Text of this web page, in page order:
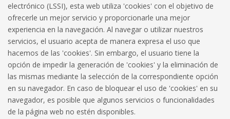
electrónico (LSSI), esta web utiliza 'cookies' con el objetivo de
ofrecerle un mejor servicio y proporcionarle una mejor
experiencia en la navegación. Al navegar o utilizar nuestros
servicios, el usuario acepta de manera expresa el uso que
hacemos de las 'cookies'. Sin embargo, el usuario tiene la
opción de impedir la generación de 'cookies' y la eliminación de
las mismas mediante la selección de la correspondiente opción
en su navegador. En caso de bloquear el uso de 'cookies' en su
navegador, es posible que algunos servicios o funcionalidades
de la página web no estén disponibles.